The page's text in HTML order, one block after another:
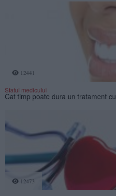
12441
Sfatul medicului
Cat timp poate dura un tratament
12473